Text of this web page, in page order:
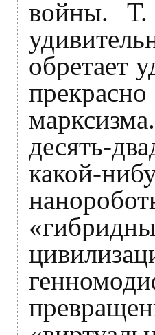
войны. Т.
обретает
десять-
какой-